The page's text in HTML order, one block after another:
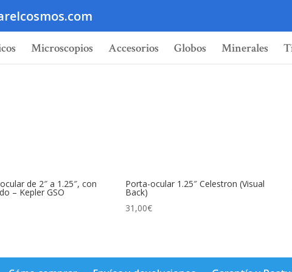
Microscopios Accesorios Globos Minerales
de 2″ a 1.25″, con
– Kepler GSO
Porta-ocular 1.25″ Celestron (Visual
Back)
31,00€